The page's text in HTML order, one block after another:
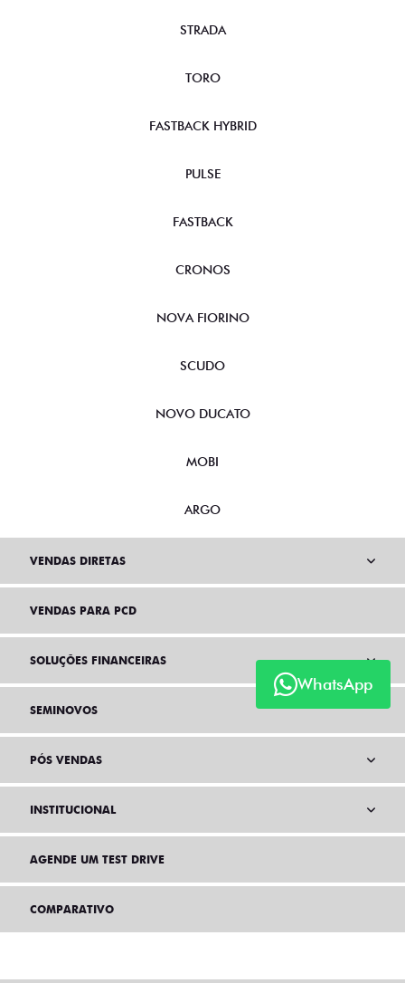
WhatsApp
STRADA
TORO
FASTBACK HYBRID
PULSE
FASTBACK
CRONOS
NOVA FIORINO
SCUDO
NOVO DUCATO
MOBI
ARGO
VENDAS DIRETAS
VENDAS PARA PCD
SOLUÇÕES FINANCEIRAS
SEMINOVOS
PÓS VENDAS
INSTITUCIONAL
AGENDE UM TEST DRIVE
COMPARATIVO